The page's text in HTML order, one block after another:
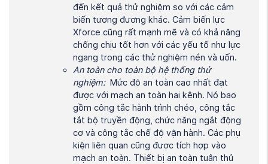
đến kết quả thử nghiệm so với các cảm
biến tương đương khác. Cảm biến lực
Xforce cũng rất mạnh mẽ và có khả năng
chống chịu tốt hơn với các yếu tố như lực
ngang trong các thử nghiệm nén và uốn.
An toàn cho toàn bộ hệ thống thử
nghiệm: Mức độ an toàn cao nhất đạt
được với mạch an toàn hai kênh. Nó bao
gồm công tắc hành trình chéo, công tắc
tắt bộ truyền động, chức năng ngắt động
cơ và công tắc chế độ vận hành. Các phụ
kiện liên quan cũng được tích hợp vào
mạch an toàn. Thiết bị an toàn tuân thủ